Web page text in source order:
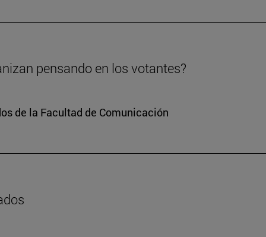
pensando en los votantes?
de la Facultad de Comunicación